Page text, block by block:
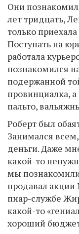
Они
лет тридцать,
только
Поступать на
работала
познакомился
подержанной
провинциалка,
пальто,
Роберт был
Занимался
деньги. Даже
какой-то
мы
продавал
пиар-службе
какой-то
хороший